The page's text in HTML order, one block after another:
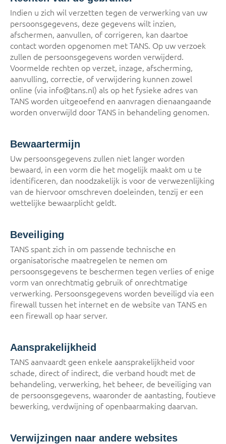
Indien u zich wil verzetten tegen de verwerking van uw
persoonsgegevens, deze gegevens wilt inzien,
afschermen, aanvullen, of corrigeren, kan daartoe
contact worden opgenomen met TANS. Op uw verzoek
zullen de persoonsgegevens worden verwijderd.
Voormelde rechten op verzet, inzage, afscherming,
aanvulling, correctie, of verwijdering kunnen zowel
online (via info@tans.nl) als op het fysieke adres van
TANS worden uitgeoefend en aanvragen dienaangaande
worden onverwijld door TANS in behandeling genomen.
Bewaartermijn
Uw persoonsgegevens zullen niet langer worden
bewaard, in een vorm die het mogelijk maakt om u te
identificeren, dan noodzakelijk is voor de verwezenlijking
van de hiervoor omschreven doeleinden, tenzij er een
wettelijke bewaarplicht geldt.
Beveiliging
TANS spant zich in om passende technische en
organisatorische maatregelen te nemen om
persoonsgegevens te beschermen tegen verlies of enige
vorm van onrechtmatig gebruik of onrechtmatige
verwerking. Persoonsgegevens worden beveiligd via een
firewall tussen het internet en de website van TANS en
een firewall op haar server.
Aansprakelijkheid
TANS aanvaardt geen enkele aansprakelijkheid voor
schade, direct of indirect, die verband houdt met de
behandeling, verwerking, het beheer, de beveiliging van
de persoonsgegevens, waaronder de aantasting, foutieve
bewerking, verdwijning of openbaarmaking daarvan.
Verwijzingen naar andere websites